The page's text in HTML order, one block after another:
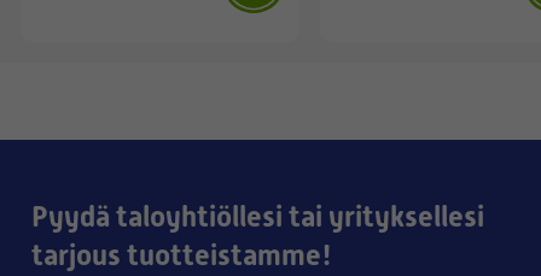
Pyydä taloyhtiöllesi tai yrityksellesi
tarjous tuotteistamme!